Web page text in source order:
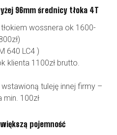
96mm średnicy tłoka 4T
wossnera ok 1600-
640 LC4 )
klienta 1100zł brutto.
tuleję innej firmy –
min. 100zł
pojemność